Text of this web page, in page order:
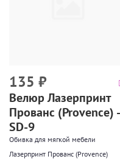
135 ₽
Велюр Лазерпринт
Прованс (Provence) -
SD-9
Обивка для мягкой мебели
Лазерпринт Прованс (Provence)